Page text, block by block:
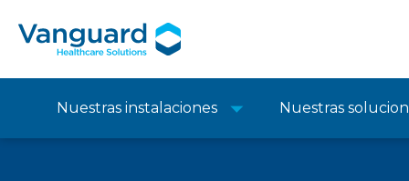
Nuestras instalaciones Nuestras